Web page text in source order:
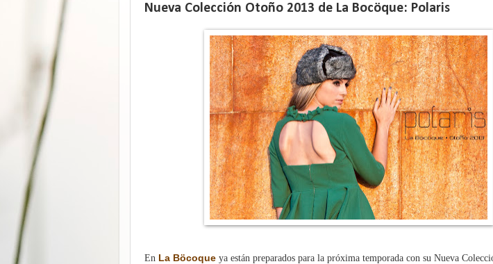
Nueva Colección Otoño 2013 de La Bocöque: Polaris
En La Böcoque ya están preparados para la próxima temporada con su Nueva